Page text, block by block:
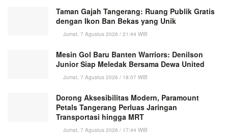
Taman Gajah Tangerang: Ruang Publik Gratis
dengan Ikon Ban Bekas yang Unik
Jumat, 7 Agustus 2026 / 21:44 WIB
Mesin Gol Baru Banten Warriors: Denilson
Junior Siap Meledak Bersama Dewa United
Jumat, 7 Agustus 2026 / 18:07 WIB
Dorong Aksesibilitas Modern, Paramount
Petals Tangerang Perluas Jaringan
Transportasi hingga MRT
Jumat, 7 Agustus 2026 / 17:44 WIB